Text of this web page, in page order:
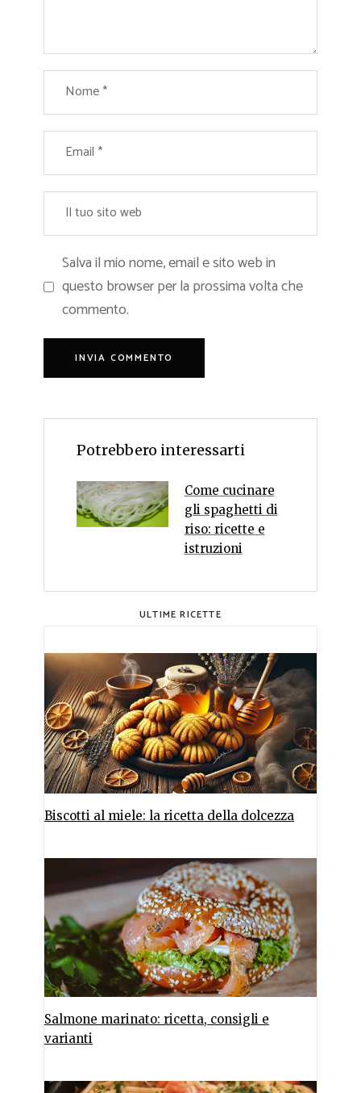
Salva il mio nome, email e sito web in
questo browser per la prossima volta che
commento.
Potrebbero interessarti
Come cucinare
gli spaghetti di
riso: ricette e
istruzioni
ULTIME RICETTE
Biscotti al miele: la ricetta della dolcezza
Salmone marinato: ricetta, consigli e
varianti